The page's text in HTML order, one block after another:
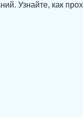
Узнайте, как